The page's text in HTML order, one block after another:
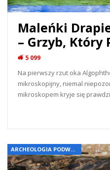
Maleńki
– Grzyb, Który
5 099
Na pierwszy rzut oka
mikroskopijny, niemal
mikroskopem kryje się
ARCHEOLOGIA PODWODNA